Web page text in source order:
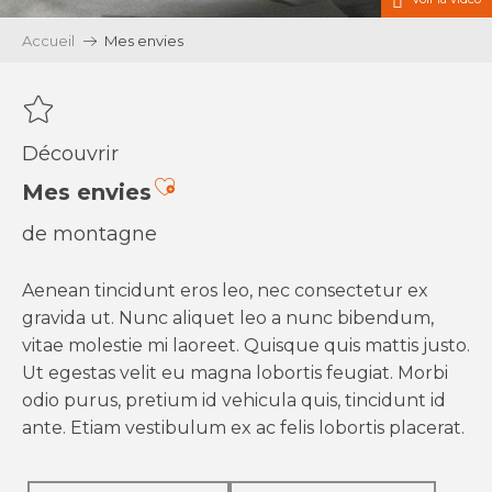
Accueil Mes envies
Découvrir
Mes enviesAjouter aux favoris
de montagne
Aenean tincidunt eros leo, nec consectetur ex
gravida ut. Nunc aliquet leo a nunc bibendum,
vitae molestie mi laoreet. Quisque quis mattis justo.
Ut egestas velit eu magna lobortis feugiat. Morbi
odio purus, pretium id vehicula quis, tincidunt id
ante. Etiam vestibulum ex ac felis lobortis placerat.